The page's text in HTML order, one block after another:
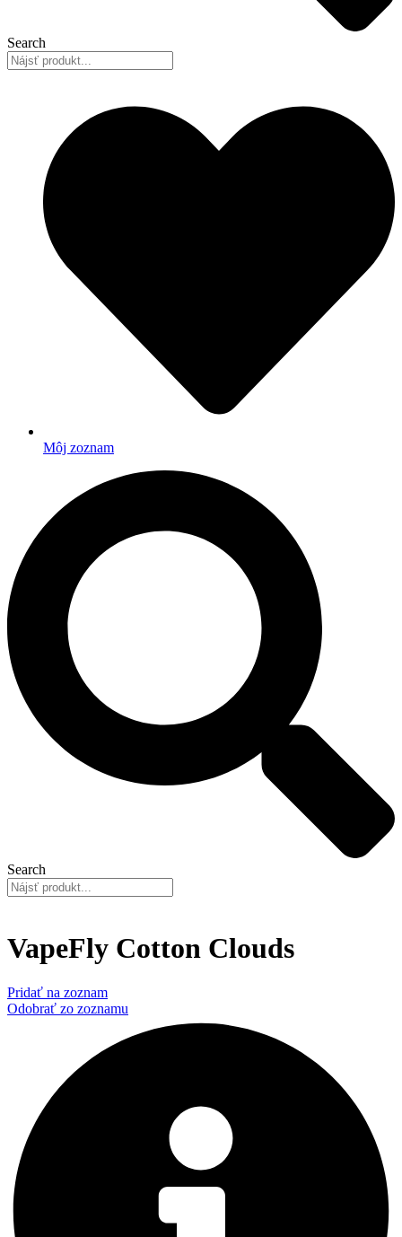
Search
Môj zoznam
Search
VapeFly Cotton Clouds
Pridať na zoznam
Odobrať zo zoznamu